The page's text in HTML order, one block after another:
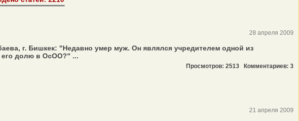
28 апреля 2009
г. Бишкек: "Недавно умер муж. Он являлся учредителем одной из
его долю в ОсОО?" ...
Просмотров: 2513 Комментариев: 3
21 апреля 2009